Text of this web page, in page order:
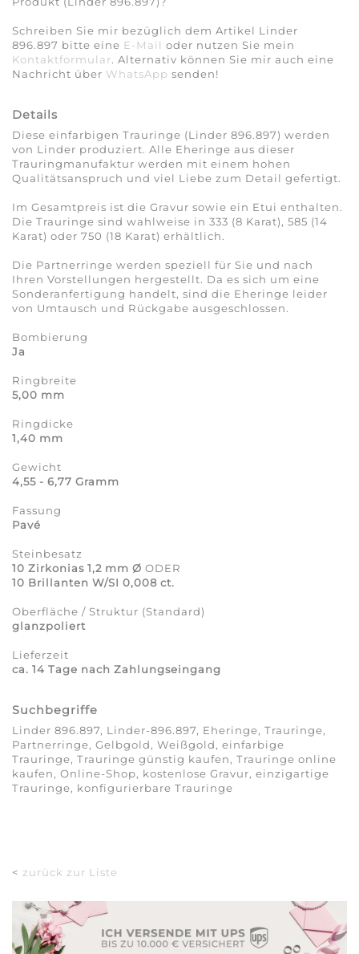
Schreiben Sie mir bezüglich dem Artikel Linder
896.897 bitte eine E-Mail oder nutzen Sie mein
Kontaktformular. Alternativ können Sie mir auch eine
Nachricht über WhatsApp senden!
Details
Diese einfarbigen Trauringe (Linder 896.897) werden
von Linder produziert. Alle Eheringe aus dieser
Trauringmanufaktur werden mit einem hohen
Qualitätsanspruch und viel Liebe zum Detail gefertigt.
Im Gesamtpreis ist die Gravur sowie ein Etui enthalten.
Die Trauringe sind wahlweise in 333 (8 Karat), 585 (14
Karat) oder 750 (18 Karat) erhältlich.
Die Partnerringe werden speziell für Sie und nach
Ihren Vorstellungen hergestellt. Da es sich um eine
Sonderanfertigung handelt, sind die Eheringe leider
von Umtausch und Rückgabe ausgeschlossen.
Bombierung
Ja
Ringbreite
5,00 mm
Ringdicke
1,40 mm
Gewicht
4,55 - 6,77 Gramm
Fassung
Pavé
Steinbesatz
10 Zirkonias 1,2 mm Ø ODER
10 Brillanten W/SI 0,008 ct.
Oberfläche / Struktur (Standard)
glanzpoliert
Lieferzeit
ca. 14 Tage nach Zahlungseingang
Suchbegriffe
Linder 896.897, Linder-896.897, Eheringe, Trauringe,
Partnerringe, Gelbgold, Weißgold, einfarbige
Trauringe, Trauringe günstig kaufen, Trauringe online
kaufen, Online-Shop, kostenlose Gravur, einzigartige
Trauringe, konfigurierbare Trauringe
< zurück zur Liste